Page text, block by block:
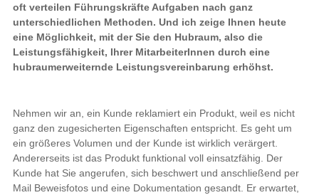
oft verteilen Führungskräfte Aufgaben nach ganz
unterschiedlichen Methoden. Und ich zeige Ihnen heute
eine Möglichkeit, mit der Sie den Hubraum, also die
Leistungsfähigkeit, Ihrer MitarbeiterInnen durch eine
hubraumerweiternde Leistungsvereinbarung erhöhst.
Nehmen wir an, ein Kunde reklamiert ein Produkt, weil es nicht
ganz den zugesicherten Eigenschaften entspricht. Es geht um
ein größeres Volumen und der Kunde ist wirklich verärgert.
Andererseits ist das Produkt funktional voll einsatzfähig. Der
Kunde hat Sie angerufen, sich beschwert und anschließend per
Mail Beweisfotos und eine Dokumentation gesandt. Er erwartet,